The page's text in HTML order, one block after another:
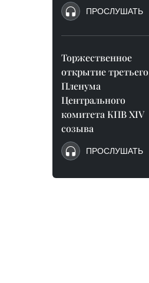
ПРОСЛУШАТЬ
Торжественное
открытие третьего
Пленума
Центрального
комитета КПВ XIV
созыва
ПРОСЛУШАТЬ